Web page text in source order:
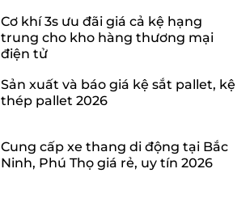
Cơ khí 3s ưu đãi giá cả kệ hạng
trung cho kho hàng thương mại
điện tử
Sản xuất và báo giá kệ sắt pallet, kệ
thép pallet 2026
Cung cấp xe thang di động tại Bắc
Ninh, Phú Thọ giá rẻ, uy tín 2026